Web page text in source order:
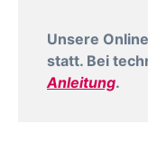
Unsere
statt. Bei
Anleitung.